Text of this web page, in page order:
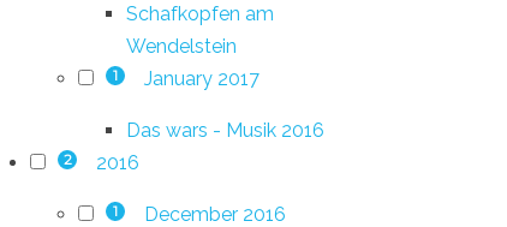
Schafkopfen am
Wendelstein
1 January 2017
Das wars - Musik 2016
2 2016
1 December 2016